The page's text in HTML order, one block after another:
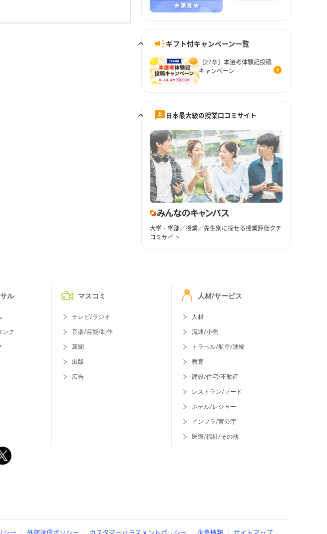
ギフト付キャンペーン一覧
［27卒］本選考体験記投稿
キャンペーン
日本最大級の授業口コミサイト
大学・学部／授業／先生別に探せる授業評価クチ
コミサイト
ル
ンク
マスコミ
テレビ/ラジオ
音楽/芸能/制作
新聞
出版
広告
人材/サービス
人材
流通/小売
トラベル/航空/運輸
教育
建設/住宅/不動産
レストラン/フード
ホテル/レジャー
インフラ/官公庁
医療/福祉/その他